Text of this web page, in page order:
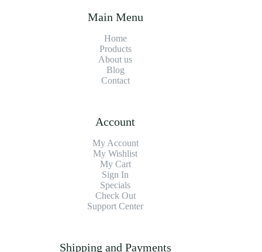
Main Menu
Home
Products
About us
Blog
Contact
Account
My Account
My Wishlist
My Cart
Sign In
Specials
Check Out
Support Center
Shipping and Payments